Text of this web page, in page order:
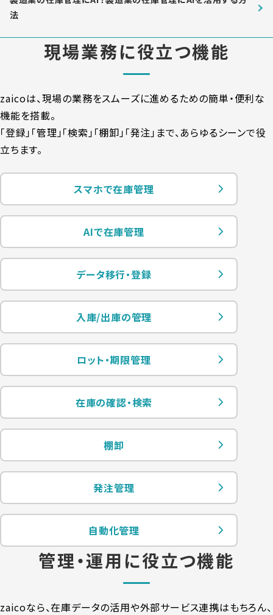
法
現場業務に役立つ機能
zaicoは、現場の業務をスムーズに進めるための簡単・便利な
機能を搭載。
「登録」「管理」「検索」「棚卸」「発注」まで、あらゆるシーンで役
立ちます。
スマホで在庫管理
AIで在庫管理
データ移行・登録
入庫/出庫の管理
ロット・期限管理
在庫の確認・検索
棚卸
発注管理
自動化管理
管理・運用に役立つ機能
zaicoなら、在庫データの活用や外部サービス連携はもちろん、